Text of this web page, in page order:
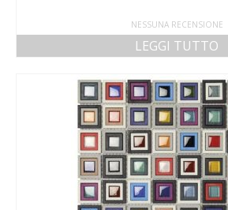
NESSUNA RECENSIONE
LEGGI TUTTO